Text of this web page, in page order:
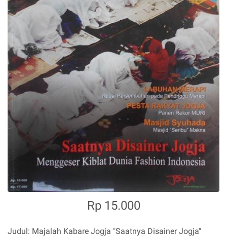
Rp 15.000
Judul: Majalah Kabare Jogja "Saatnya Disainer Jogja"